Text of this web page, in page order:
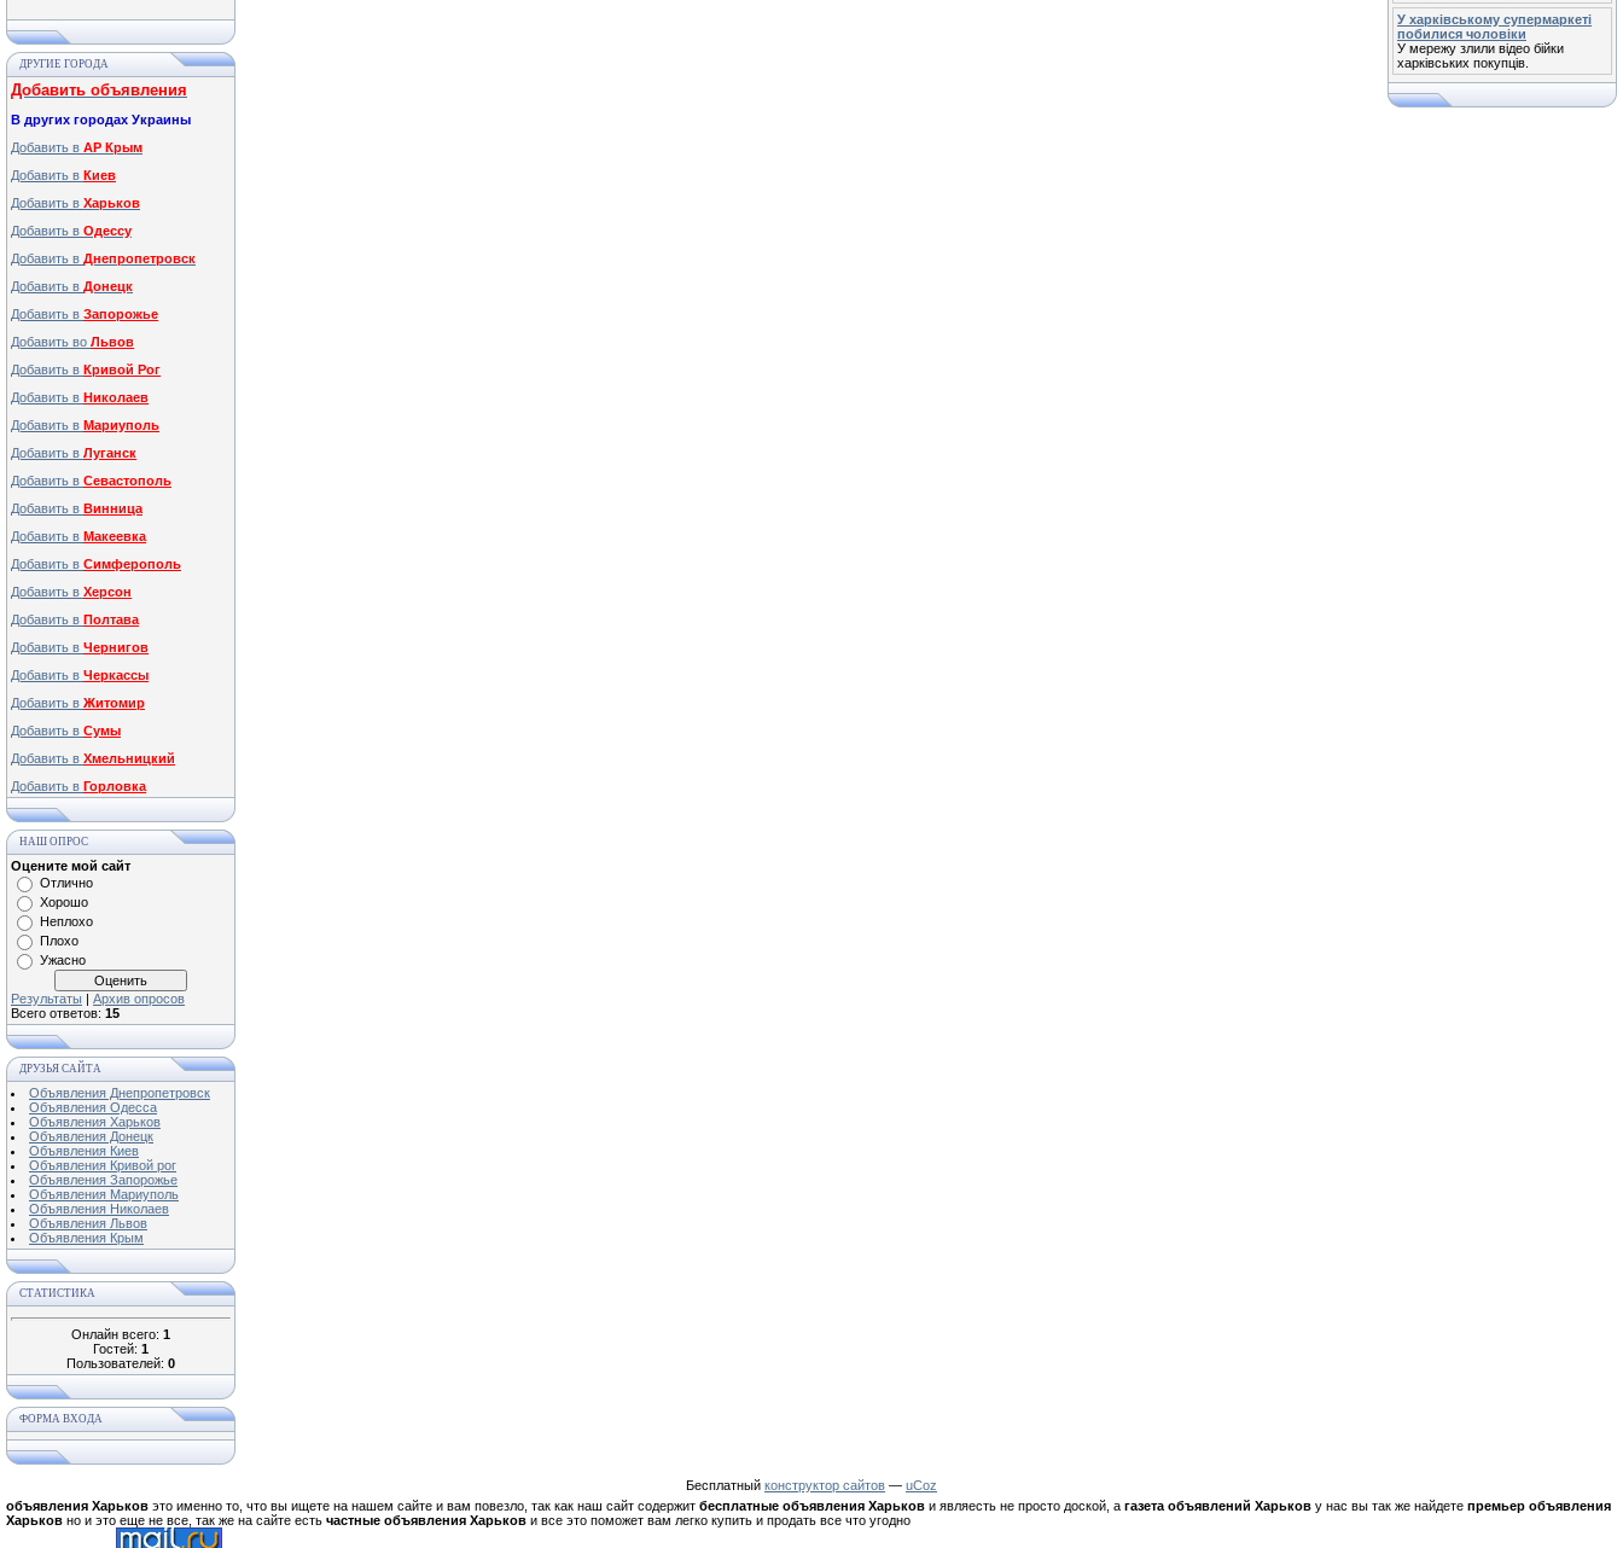
ДРУГИЕ ГОРОДА
Добавить объявления
В других городах Украины
Добавить в АР Крым
Добавить в Киев
Добавить в Харьков
Добавить в Одессу
Добавить в Днепропетровск
Добавить в Донецк
Добавить в Запорожье
Добавить во Львов
Добавить в Кривой Рог
Добавить в Николаев
Добавить в Мариуполь
Добавить в Луганск
Добавить в Севастополь
Добавить в Винница
Добавить в Макеевка
Добавить в Симферополь
Добавить в Херсон
Добавить в Полтава
Добавить в Чернигов
Добавить в Черкассы
Добавить в Житомир
Добавить в Сумы
Добавить в Хмельницкий
Добавить в Горловка
НАШ ОПРОС
Оцените мой сайт
Отлично
Хорошо
Неплохо
Плохо
Ужасно
Результаты | Архив опросов
Всего ответов: 15
ДРУЗЬЯ САЙТА
Объявления Днепропетровск
Объявления Одесса
Объявления Харьков
Объявления Донецк
Объявления Киев
Объявления Кривой рог
Объявления Запорожье
Объявления Мариуполь
Объявления Николаев
Объявления Львов
Объявления Крым
СТАТИСТИКА
Онлайн всего: 1
Гостей: 1
Пользователей: 0
ФОРМА ВХОДА
У харківському супермаркеті
побилися чоловіки
У мережу злили відео бійки
харківських покупців.
Бесплатный конструктор сайтов — uCoz
объявления Харьков это именно то, что вы ищете на нашем сайте и вам повезло, так как наш сайт содержит бесплатные объявления Харьков и являесть не просто доской, а газета объявлений Харьков у нас вы так же найдете премьер объявления
Харьков но и это еще не все, так же на сайте есть частные объявления Харьков и все это поможет вам легко купить и продать все что угодно